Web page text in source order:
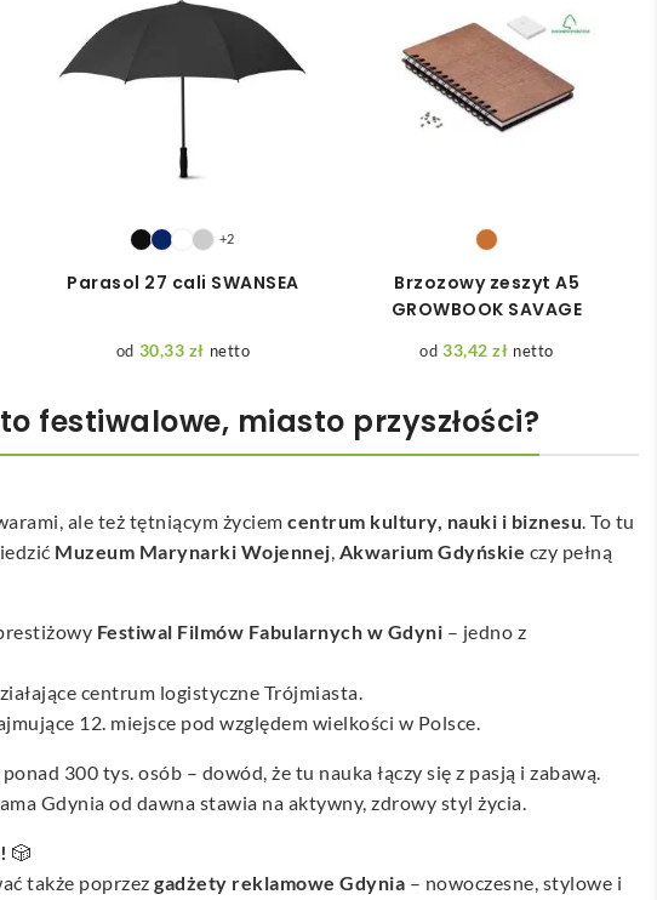
+2
Parasol 27 cali SWANSEA
30,33 zł netto
Brzozowy zeszyt A5
GROWBOOK SAVAGE
33,42zł netto
festiwalowe, miasto przyszłości?
ale też tętniącym życiem centrum kultury, nauki i biznesu. To tu
Muzeum Marynarki Wojennej, Akwarium Gdyńskie czy pełną
Festiwal Filmów Fabularnych w Gdyni – jedno z
centrum logistyczne Trójmiasta.
12. miejsce pod względem wielkości w Polsce.
300 tys. osób – dowód, że tu nauka łączy się z pasją i zabawą.
Gdynia od dawna stawia na aktywny, zdrowy styl życia.
🎲
także poprzez gadżety reklamowe Gdynia – nowoczesne, stylowe i